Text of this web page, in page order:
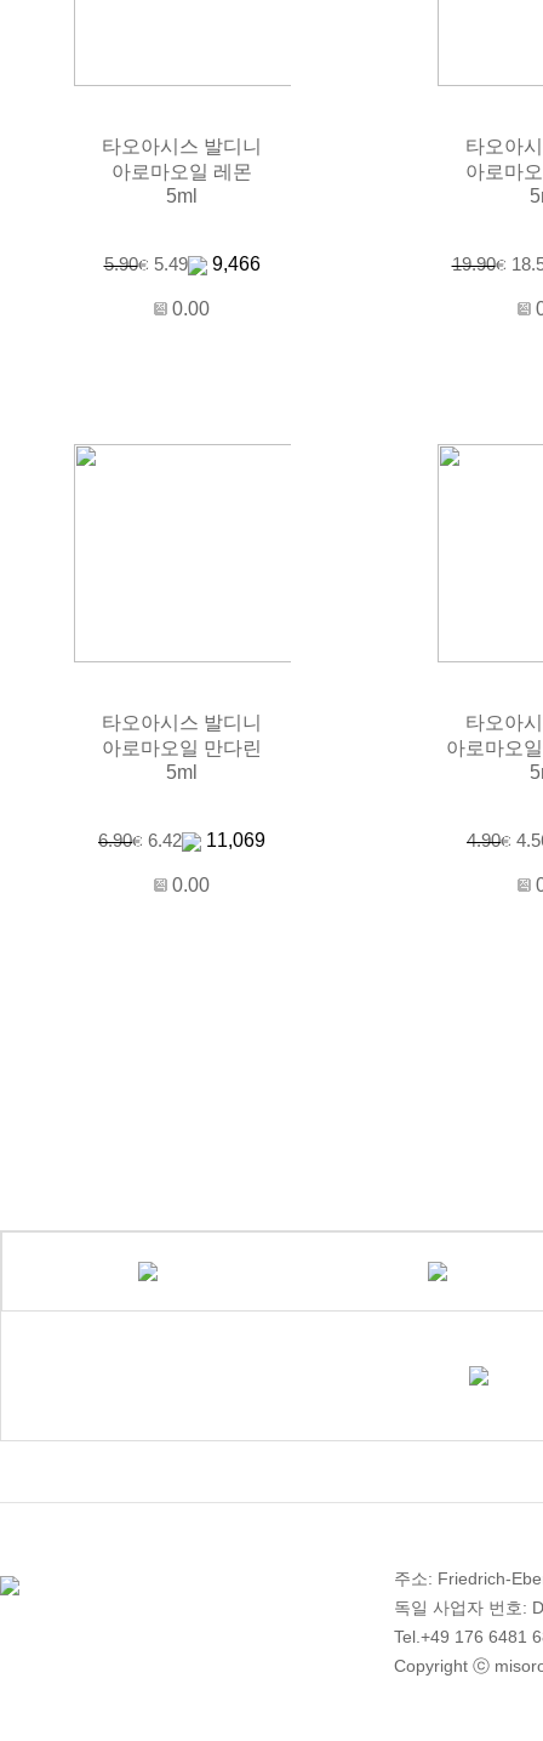
타오아시스 발디니
아로마오일 레몬
5ml
5.90 5.49 9,466
0.00
타오아
아로마
19.90
타오아시스 발디니
아로마오일 만다린
5ml
6.90 6.42 11,069
0.00
타오아
아로마오
4.90
주소: Friedrich-
독일 사업자 번호:
Tel.+49 176 6481
Copyright ⓒ